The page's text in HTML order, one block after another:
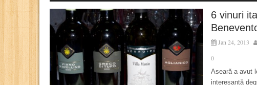
6 vinuri
Jan 24, 2013
0
Aseară a avut
interesantă